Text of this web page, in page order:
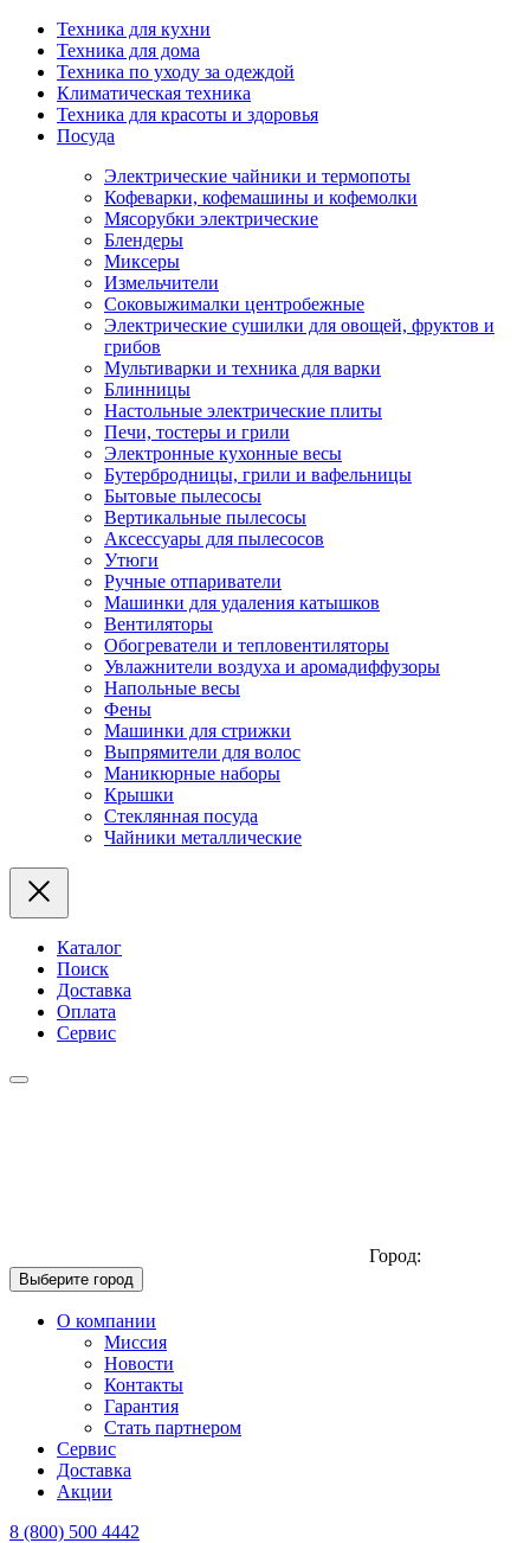
Техника для кухни
Техника для дома
Техника по уходу за одеждой
Климатическая техника
Техника для красоты и здоровья
Посуда
Электрические чайники и термопоты
Кофеварки, кофемашины и кофемолки
Мясорубки электрические
Блендеры
Миксеры
Измельчители
Соковыжималки центробежные
Электрические сушилки для овощей, фруктов и
грибов
Мультиварки и техника для варки
Блинницы
Настольные электрические плиты
Печи, тостеры и грили
Электронные кухонные весы
Бутербродницы, грили и вафельницы
Бытовые пылесосы
Вертикальные пылесосы
Аксессуары для пылесосов
Утюги
Ручные отпариватели
Машинки для удаления катышков
Вентиляторы
Обогреватели и тепловентиляторы
Увлажнители воздуха и аромадиффузоры
Напольные весы
Фены
Машинки для стрижки
Выпрямители для волос
Маникюрные наборы
Крышки
Стеклянная посуда
Чайники металлические
Каталог
Поиск
Доставка
Оплата
Сервис
Город:
Выберите город
О компании
Миссия
Новости
Контакты
Гарантия
Стать партнером
Сервис
Доставка
Акции
8 (800) 500 4442